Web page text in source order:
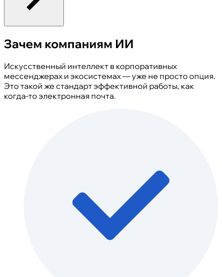
Зачем компаниям ИИ
Искусственный интеллект в корпоративных
мессенджерах и экосистемах — уже не просто опция.
Это такой же стандарт эффективной работы, как
когда-то электронная почта.